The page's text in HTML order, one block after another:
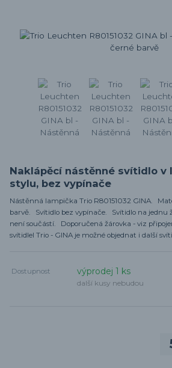
Naklápěcí nástěnné svítidlo v
stylu, bez vypínače
Nástěnná lampička Trio R80151032 GINA.
barvě. Svítidlo bez vypínače. Svítidlo na jednu
není součástí. Doporučená žárovka - viz
svítidlel Trio - GINA je možné objednat i další
Dostupnost výprodej 1 ks
další kusy nebudou